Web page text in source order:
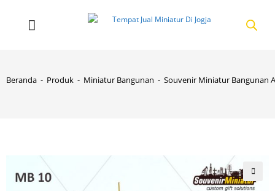
Beranda - Produk - Miniatur Bangunan - Souvenir Miniatur Bangunan
🔍